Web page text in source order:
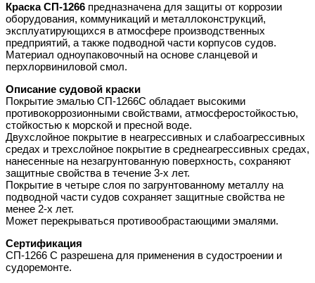
Краска СП-1266 предназначена для защиты от коррозии
оборудования, коммуникаций и металлоконструкций,
эксплуатирующихся в атмосфере производственных
предприятий, а также подводной части корпусов судов.
Материал одноупаковочный на основе сланцевой и
перхлорвиниловой смол.
Описание судовой краски
Покрытие эмалью СП-1266С обладает высокими
противокоррозионными свойствами, атмосферостойкостью,
стойкостью к морской и пресной воде.
Двухслойное покрытие в неагрессивных и слабоагрессивных
средах и трехслойное покрытие в среднеагрессивных средах,
нанесенные на незагрунтованную поверхность, сохраняют
защитные свойства в течение 3-х лет.
Покрытие в четыре слоя по загрунтованному металлу на
подводной части судов сохраняет защитные свойства не
менее 2-х лет.
Может перекрываться противообрастающими эмалями.
Сертификация
СП-1266 С разрешена для применения в судостроении и
судоремонте.